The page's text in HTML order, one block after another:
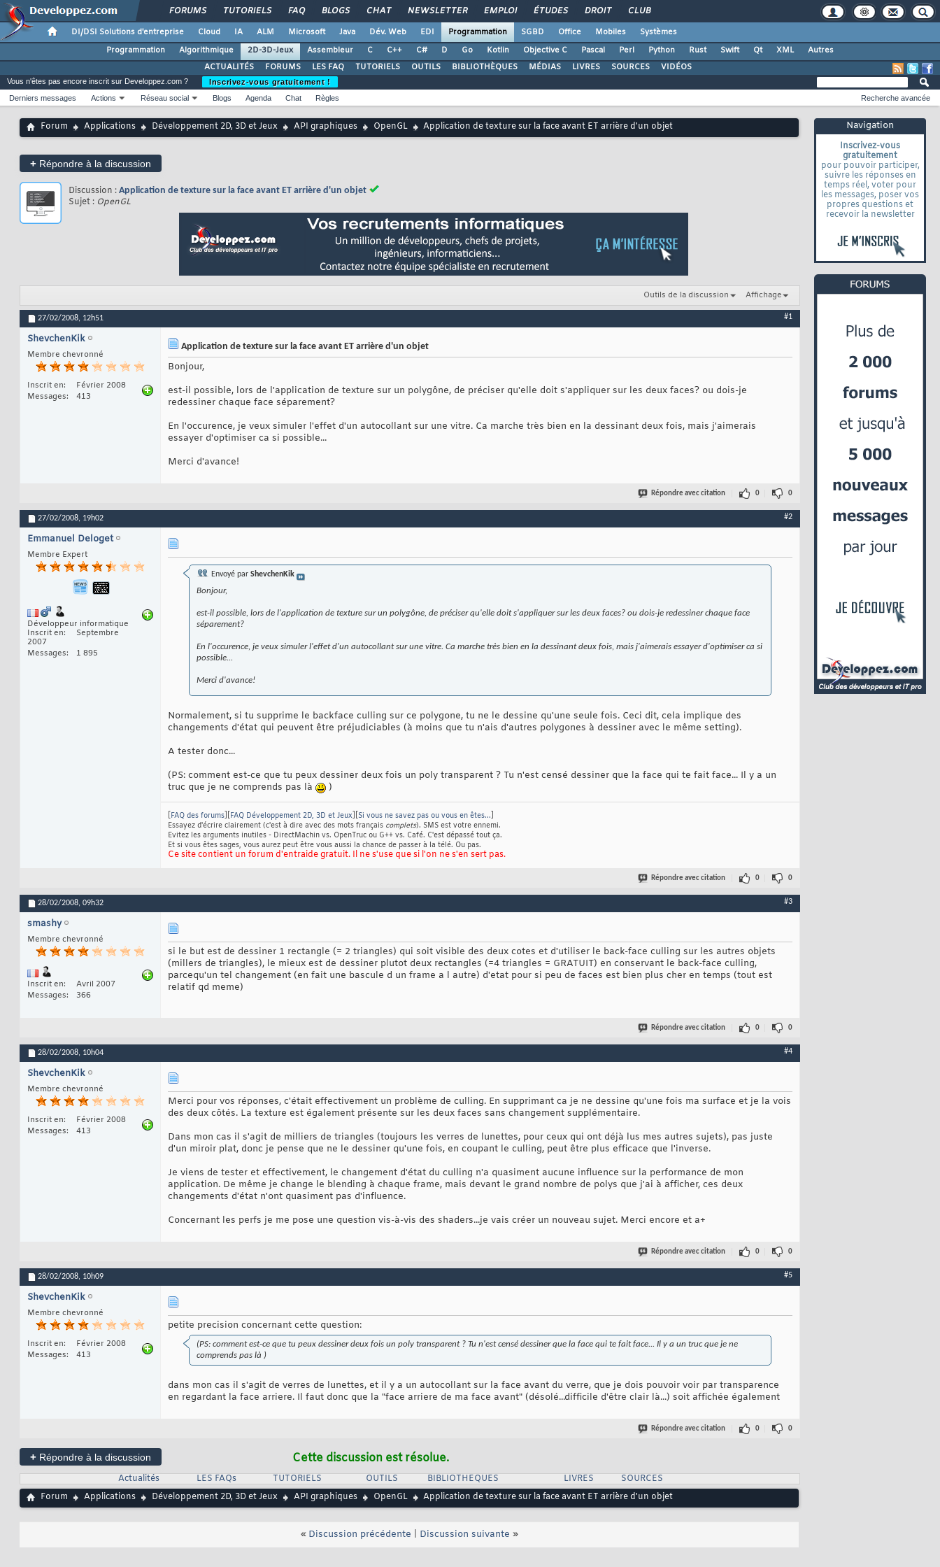
FORUMS TUTORIELS FAQ BLOGS CHAT NEWSLETTER EMPLOI ÉTUDES DROIT CLUB
DI/DSI Solutions d'entreprise Cloud IA ALM Microsoft Java Dév. Web EDI Programmation SGBD Office Mobiles
Systèmes
Programmation
Algorithmique 2D-3D-Jeux Assembleur C C++ C# D Go Kotlin Objective C Pascal Perl Python Rust Swift Qt XML
Autres
ACTUALITÉS
FORUMS LES FAQ TUTORIELS OUTILS BIBLIOTHÈQUES MÉDIAS LIVRES SOURCES VIDÉOS
Navigation
Inscrivez-vous
gratuitement
pour pouvoir participer,
suivre les réponses en
temps réel, voter pour
les messages, poser vos
propres questions et
recevoir la newsletter
Vous n'êtes pas encore inscrit sur Developpez.com ?
Inscrivez-vous gratuitement !
Derniers messages
Actions Réseau social Blogs Agenda Chat Règles Recherche avancée
Forum Applications Développement 2D, 3D et Jeux API graphiques OpenGL Application de texture sur la face avant ET arrière d'un objet
+ Répondre à la discussion
Discussion : Application de texture sur la face avant ET arrière d'un objet
Sujet : OpenGL
Outils de la discussion Affichage
27/02/2008, 12h51 #1
ShevchenKik
Membre chevronné
Inscrit en
Février 2008
Messages
413
Application de texture sur la face avant ET arrière d'un objet
Bonjour,
est-il possible, lors de l'application de texture sur un polygône, de préciser qu'elle doit s'appliquer sur les deux faces? ou dois-je
redessiner chaque face séparement?
En l'occurence, je veux simuler l'effet d'un autocollant sur une vitre. Ca marche très bien en la dessinant deux fois, mais j'aimerais
essayer d'optimiser ca si possible...
Merci d'avance!
Répondre avec citation 0 0
27/02/2008, 19h02 #2
Emmanuel Deloget
Membre Expert
Développeur informatique
Inscrit en
Septembre
2007
Messages
1 895
Envoyé par ShevchenKik
Bonjour,
est-il possible, lors de l'application de texture sur un polygône, de préciser qu'elle doit s'appliquer sur les deux faces? ou dois-je redessiner chaque face
séparement?
En l'occurence, je veux simuler l'effet d'un autocollant sur une vitre. Ca marche très bien en la dessinant deux fois, mais j'aimerais essayer d'optimiser ca si
possible...
Merci d'avance!
Normalement, si tu supprime le backface culling sur ce polygone, tu ne le dessine qu'une seule fois. Ceci dit, cela implique des
changements d'état qui peuvent être préjudiciables (à moins que tu n'ais d'autres polygones à dessiner avec le même setting).
A tester donc...
(PS: comment est-ce que tu peux dessiner deux fois un poly transparent ? Tu n'est censé dessiner que la face qui te fait face... Il y a un
truc que je ne comprends pas là
)
[FAQ des forums][FAQ Développement 2D, 3D et Jeux][Si vous ne savez pas ou vous en êtes...]
Essayez d'écrire clairement (c'est à dire avec des mots français complets). SMS est votre ennemi.
Evitez les arguments inutiles - DirectMachin vs. OpenTruc ou G++ vs. Café. C'est dépassé tout ça.
Et si vous êtes sages, vous aurez peut être vous aussi la chance de passer à la télé. Ou pas.
Ce site contient un forum d'entraide gratuit. Il ne s'use que si l'on ne s'en sert pas.
Répondre avec citation 0 0
28/02/2008, 09h32 #3
smashy
Membre chevronné
Inscrit en
Avril 2007
Messages
366
si le but est de dessiner 1 rectangle (= 2 triangles) qui soit visible des deux cotes et d'utiliser le back-face culling sur les autres objets
(millers de triangles), le mieux est de dessiner plutot deux rectangles (=4 triangles = GRATUIT) en conservant le back-face culling,
parcequ'un tel changement (en fait une bascule d un frame a l autre) d'etat pour si peu de faces est bien plus cher en temps (tout est
relatif qd meme)
Répondre avec citation 0 0
28/02/2008, 10h04 #4
ShevchenKik
Membre chevronné
Inscrit en
Février 2008
Messages
413
Merci pour vos réponses, c'était effectivement un problème de culling. En supprimant ca je ne dessine qu'une fois ma surface et je la vois
des deux côtés. La texture est également présente sur les deux faces sans changement supplémentaire.
Dans mon cas il s'agit de milliers de triangles (toujours les verres de lunettes, pour ceux qui ont déjà lus mes autres sujets), pas juste
d'un miroir plat, donc je pense que ne le dessiner qu'une fois, en coupant le culling, peut être plus efficace que l'inverse.
Je viens de tester et effectivement, le changement d'état du culling n'a quasiment aucune influence sur la performance de mon
application. De même je change le blending à chaque frame, mais devant le grand nombre de polys que j'ai à afficher, ces deux
changements d'état n'ont quasiment pas d'influence.
Concernant les perfs je me pose une question vis-à-vis des shaders...je vais créer un nouveau sujet. Merci encore et a+
Répondre avec citation 0 0
28/02/2008, 10h09 #5
ShevchenKik
Membre chevronné
Inscrit en
Février 2008
Messages
413
petite precision concernant cette question:
(PS: comment est-ce que tu peux dessiner deux fois un poly transparent ? Tu n'est censé dessiner que la face qui te fait face... Il y a un truc que je ne
comprends pas là )
dans mon cas il s'agit de verres de lunettes, et il y a un autocollant sur la face avant du verre, que je dois pouvoir voir par transparence
en regardant la face arriere. Il faut donc que la "face arriere de ma face avant" (désolé...difficile d'être clair là...) soit affichée également
Répondre avec citation 0 0
+ Répondre à la discussion Cette discussion est résolue.
Actualités LES FAQs TUTORIELS OUTILS BIBLIOTHEQUES LIVRES
SOURCES
Forum
Applications Développement 2D, 3D et Jeux API graphiques OpenGL Application de texture sur la face avant ET arrière d'un objet
« Discussion précédente Discussion suivante »